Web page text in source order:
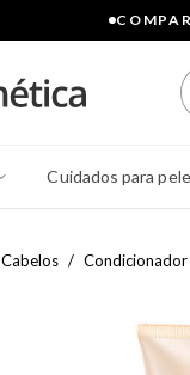
Cuidados para pele
Cabelos Condicionador